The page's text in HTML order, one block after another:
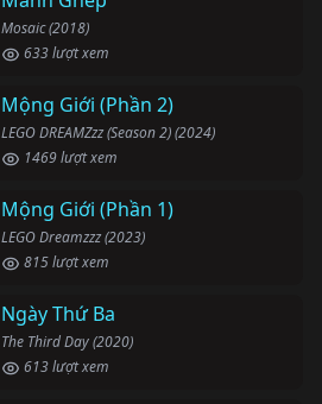
Mosaic (2018)
633 lượt xem
Mộng Giới (Phần 2)
LEGO DREAMZzz (Season 2) (2024)
1469 lượt xem
Mộng Giới (Phần 1)
LEGO Dreamzzz (2023)
815 lượt xem
Ngày Thứ Ba
The Third Day (2020)
613 lượt xem